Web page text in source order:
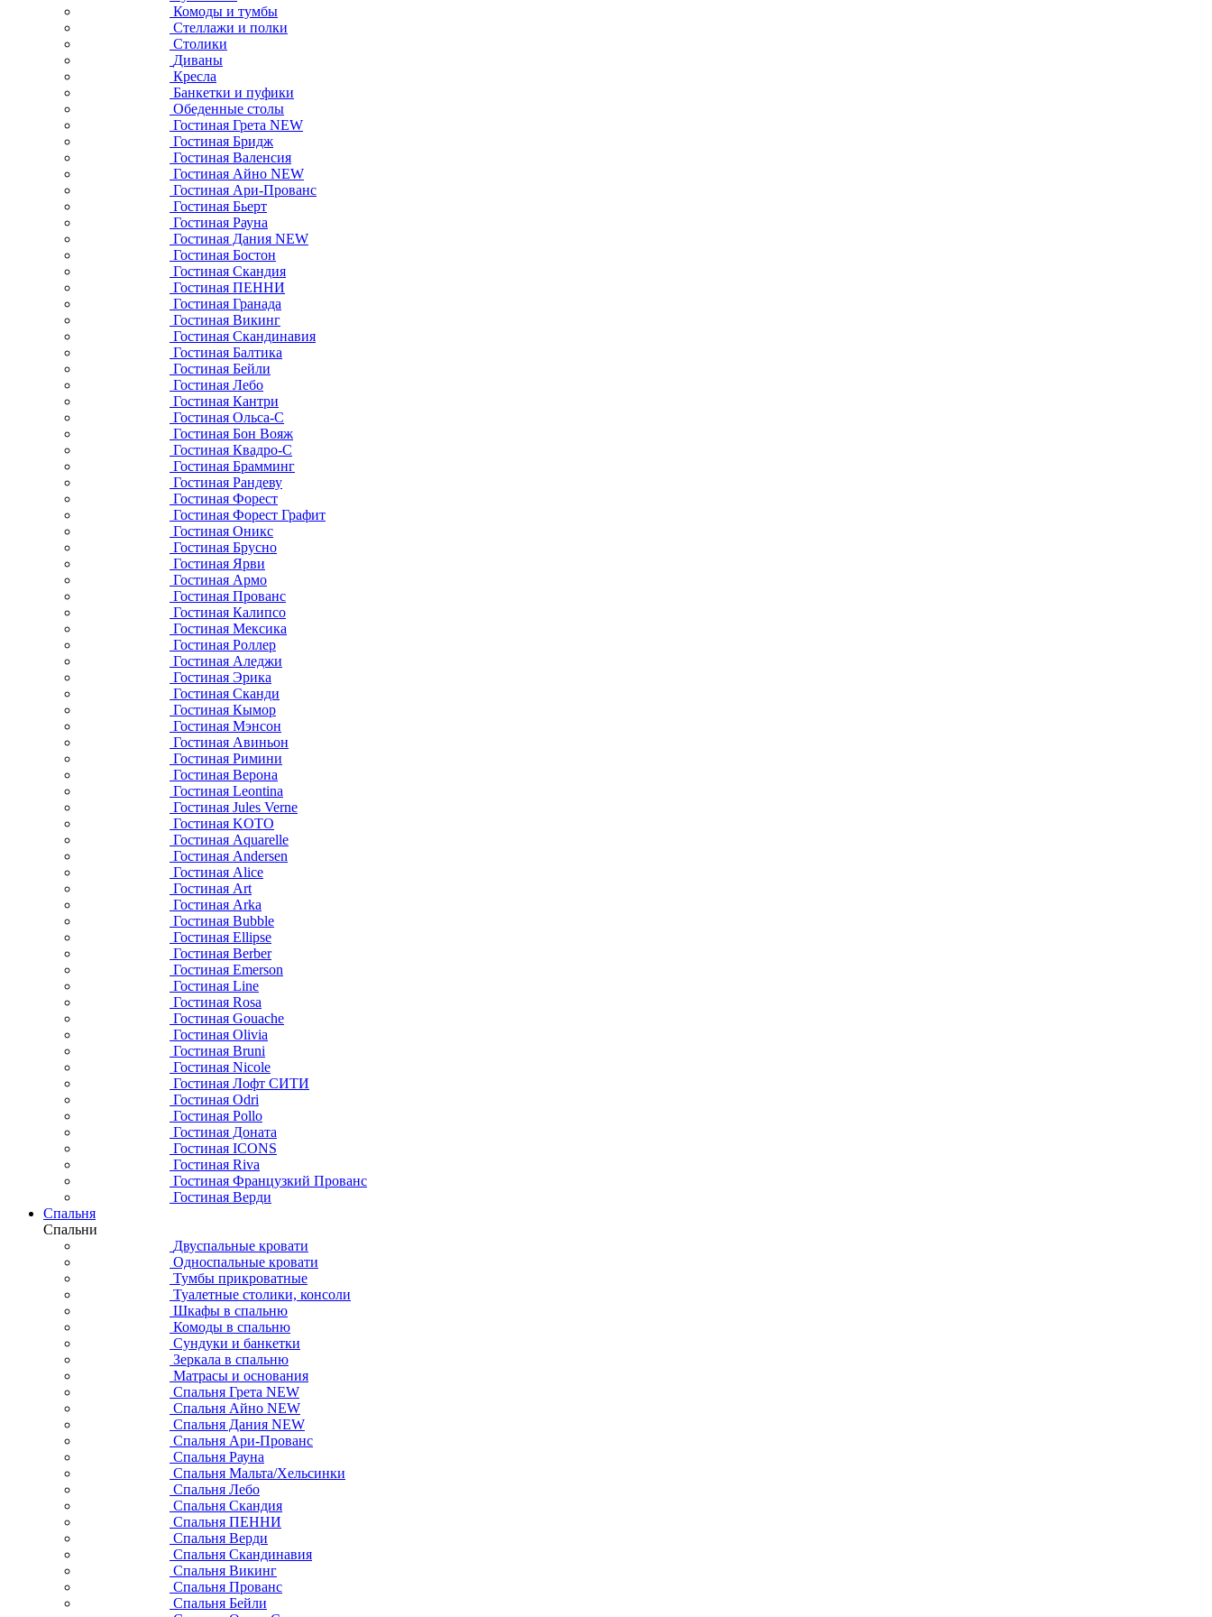
Комоды и тумбы
Стеллажи и полки
Столики
Диваны
Кресла
Банкетки и пуфики
Обеденные столы
Гостиная Грета NEW
Гостиная Бридж
Гостиная Валенсия
Гостиная Айно NEW
Гостиная Ари-Прованс
Гостиная Бьерт
Гостиная Рауна
Гостиная Дания NEW
Гостиная Бостон
Гостиная Скандия
Гостиная ПЕННИ
Гостиная Гранада
Гостиная Викинг
Гостиная Скандинавия
Гостиная Балтика
Гостиная Бейли
Гостиная Лебо
Гостиная Кантри
Гостиная Ольса-С
Гостиная Бон Вояж
Гостиная Квадро-С
Гостиная Брамминг
Гостиная Рандеву
Гостиная Форест
Гостиная Форест Графит
Гостиная Оникс
Гостиная Брусно
Гостиная Ярви
Гостиная Армо
Гостиная Прованс
Гостиная Калипсо
Гостиная Мексика
Гостиная Роллер
Гостиная Аледжи
Гостиная Эрика
Гостиная Сканди
Гостиная Кымор
Гостиная Мэнсон
Гостиная Авиньон
Гостиная Римини
Гостиная Верона
Гостиная Leontina
Гостиная Jules Verne
Гостиная KOTO
Гостиная Aquarelle
Гостиная Andersen
Гостиная Alice
Гостиная Art
Гостиная Arka
Гостиная Bubble
Гостиная Ellipse
Гостиная Berber
Гостиная Emerson
Гостиная Line
Гостиная Rosa
Гостиная Gouache
Гостиная Olivia
Гостиная Bruni
Гостиная Nicole
Гостиная Лофт СИТИ
Гостиная Odri
Гостиная Pollo
Гостиная Доната
Гостиная ICONS
Гостиная Riva
Гостиная Французкий Прованс
Гостиная Верди
Спальня
Спальни
Двуспальные кровати
Односпальные кровати
Тумбы прикроватные
Туалетные столики, консоли
Шкафы в спальню
Комоды в спальню
Сундуки и банкетки
Зеркала в спальню
Матрасы и основания
Спальня Грета NEW
Спальня Айно NEW
Спальня Дания NEW
Спальня Ари-Прованс
Спальня Рауна
Спальня Мальта/Хельсинки
Спальня Лебо
Спальня Скандия
Спальня ПЕННИ
Спальня Верди
Спальня Скандинавия
Спальня Викинг
Спальня Прованс
Спальня Бейли